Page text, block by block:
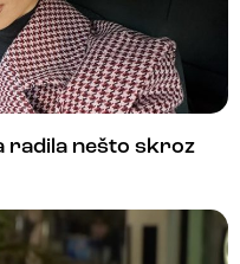
radila nešto skroz